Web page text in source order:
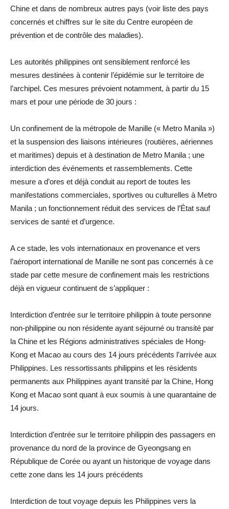
Chine et dans de nombreux autres pays (voir liste des pays
concernés et chiffres sur le site du Centre européen de
prévention et de contrôle des maladies).
Les autorités philippines ont sensiblement renforcé les
mesures destinées à contenir l’épidémie sur le territoire de
l’archipel. Ces mesures prévoient notamment, à partir du 15
mars et pour une période de 30 jours :
Un confinement de la métropole de Manille (« Metro Manila »)
et la suspension des liaisons intérieures (routières, aériennes
et maritimes) depuis et à destination de Metro Manila ; une
interdiction des événements et rassemblements. Cette
mesure a d’ores et déjà conduit au report de toutes les
manifestations commerciales, sportives ou culturelles à Metro
Manila ; un fonctionnement réduit des services de l’État sauf
services de santé et d’urgence.
A ce stade, les vols internationaux en provenance et vers
l’aéroport international de Manille ne sont pas concernés à ce
stade par cette mesure de confinement mais les restrictions
déjà en vigueur continuent de s’appliquer :
Interdiction d’entrée sur le territoire philippin à toute personne
non-philippine ou non résidente ayant séjourné ou transité par
la Chine et les Régions administratives spéciales de Hong-
Kong et Macao au cours des 14 jours précédents l’arrivée aux
Philippines. Les ressortissants philippins et les résidents
permanents aux Philippines ayant transité par la Chine, Hong
Kong et Macao sont quant à eux soumis à une quarantaine de
14 jours.
Interdiction d’entrée sur le territoire philippin des passagers en
provenance du nord de la province de Gyeongsang en
République de Corée ou ayant un historique de voyage dans
cette zone dans les 14 jours précédents
Interdiction de tout voyage depuis les Philippines vers la